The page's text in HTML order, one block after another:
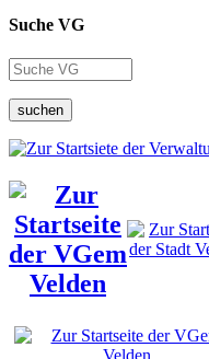
Suche VG
suchen